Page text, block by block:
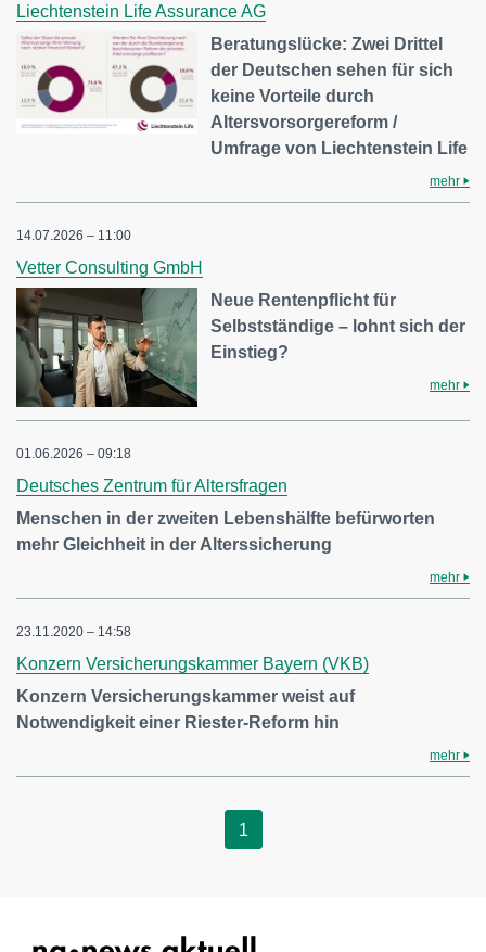
Liechtenstein Life Assurance AG
Beratungslücke: Zwei Drittel
der Deutschen sehen für sich
keine Vorteile durch
Altersvorsorgereform /
Umfrage von Liechtenstein Life
mehr
14.07.2026 – 11:00
Vetter Consulting GmbH
Neue Rentenpflicht für
Selbstständige – lohnt sich der
Einstieg?
mehr
01.06.2026 – 09:18
Deutsches Zentrum für Altersfragen
Menschen in der zweiten Lebenshälfte befürworten
mehr Gleichheit in der Alterssicherung
mehr
23.11.2020 – 14:58
Konzern Versicherungskammer Bayern (VKB)
Konzern Versicherungskammer weist auf
Notwendigkeit einer Riester-Reform hin
mehr
1